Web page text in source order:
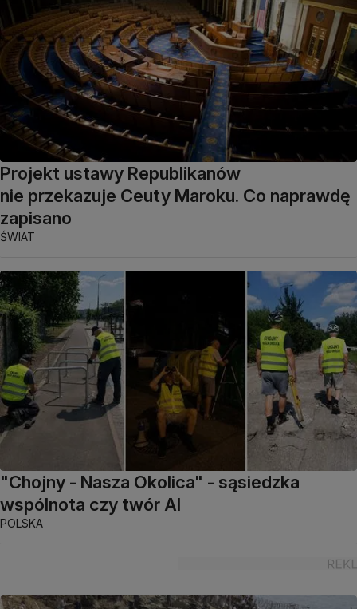
Projekt ustawy Republikanów
nie przekazuje Ceuty Maroku. Co naprawdę
zapisano
ŚWIAT
"Chojny - Nasza Okolica" - sąsiedzka
wspólnota czy twór AI
POLSKA